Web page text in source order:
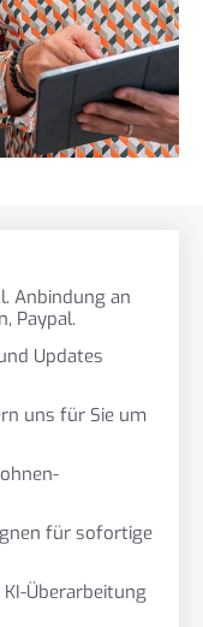
Anbindung an
Paypal.
Updates
uns für Sie um
für sofortige
Überarbeitung